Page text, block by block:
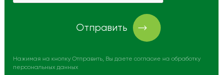
Отправить
Нажимая на кнопку Отправить, Вы даете согласие на обработку
персональных данных